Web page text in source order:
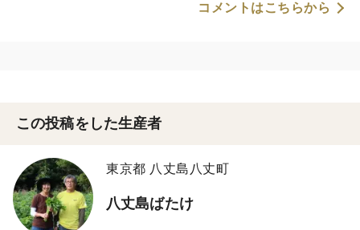
コメントはこちらから
この投稿をした生産者
東京都 八丈島八丈町
八丈島ばたけ